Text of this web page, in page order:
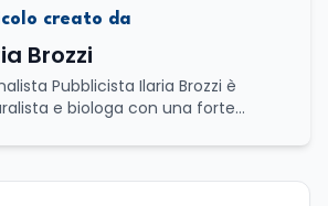
creato da
Brozzi
Pubblicista Ilaria Brozzi è
e biologa con una forte
in Scienze Naturali e in